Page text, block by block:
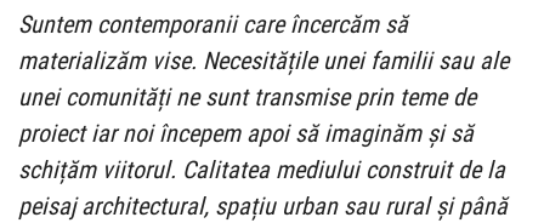
Suntem contemporanii care încercăm să
materializăm vise. Necesitățile unei familii sau ale
unei comunități ne sunt transmise prin teme de
proiect iar noi începem apoi să imaginăm și să
schițăm viitorul. Calitatea mediului construit de la
peisaj architectural, spațiu urban sau rural și până